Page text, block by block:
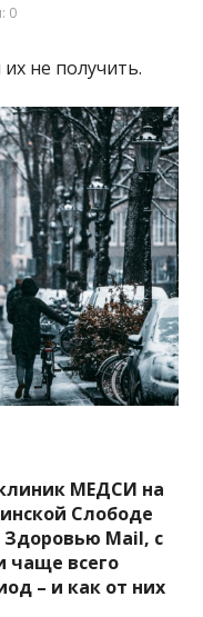
0
не получить.
МЕДСИ на
Слободе
Mail, с
чаще всего
– и как от них